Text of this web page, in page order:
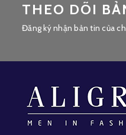
THEO DÕI
Đăng ký nhận bản tin của